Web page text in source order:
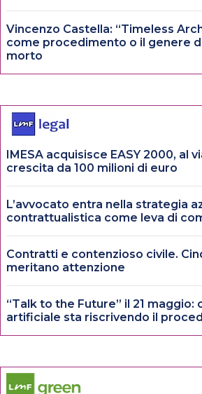
Vincenzo Castella: “Timeless
come procedimento o il genere
morto
IMESA acquisisce EASY 2000, al
crescita da 100 milioni di euro
L’avvocato entra nella strategia
contrattualistica come leva di
Contratti e contenzioso civile.
meritano attenzione
“Talk to the Future” il 21 maggio:
artificiale sta riscrivendo il